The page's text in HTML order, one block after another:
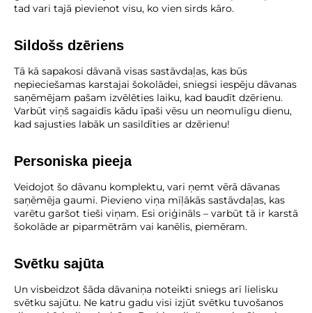
tad vari tajā pievienot visu, ko vien sirds kāro.
Sildošs dzēriens
Tā kā sapakosi dāvanā visas sastāvdaļas, kas būs
nepieciešamas karstajai šokolādei, sniegsi iespēju dāvanas
saņēmējam pašam izvēlēties laiku, kad baudīt dzērienu.
Varbūt viņš sagaidīs kādu īpaši vēsu un neomulīgu dienu,
kad sajusties labāk un sasildīties ar dzērienu!
Personiska pieeja
Veidojot šo dāvanu komplektu, vari ņemt vērā dāvanas
saņēmēja gaumi. Pievieno viņa mīļākās sastāvdaļas, kas
varētu garšot tieši viņam. Esi oriģināls – varbūt tā ir karstā
šokolāde ar piparmētrām vai kanēlis, piemēram.
Svētku sajūta
Un visbeidzot šāda dāvaniņa noteikti sniegs arī lielisku
svētku sajūtu. Ne katru gadu visi izjūt svētku tuvošanos